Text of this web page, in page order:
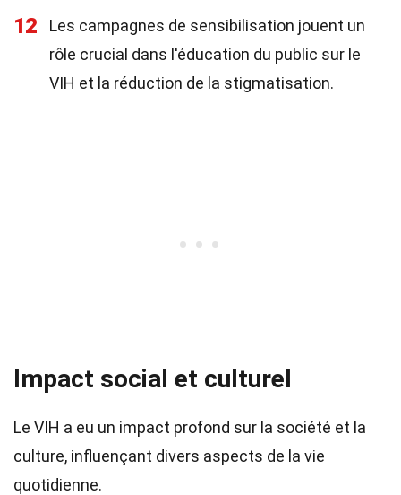
12
Les campagnes de sensibilisation jouent un
rôle crucial dans l'éducation du public sur le
VIH et la réduction de la stigmatisation.
Impact social et culturel
Le VIH a eu un impact profond sur la société et la
culture, influençant divers aspects de la vie
quotidienne.